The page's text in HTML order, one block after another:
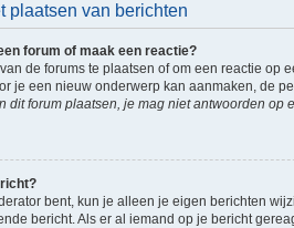
plaatsen van berichten
forum of maak een reactie?
de forums te plaatsen of om een reactie
je een nieuw onderwerp kan aanmaken, de
dit forum plaatsen, je mag niet antwoorden op
bent, kun je alleen je eigen berichten
bericht. Als er al iemand op je bericht